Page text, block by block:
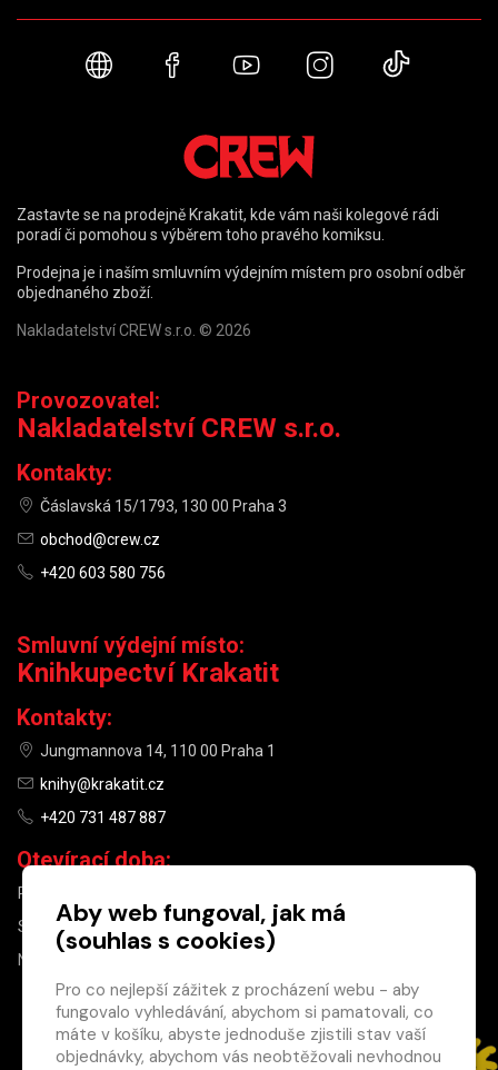
×
Máte u nás již
Webové stránky
FacebookYouTubeInstagram
Zastavte se na prodejně Krakatit, kde vám naši kolegové rádi
poradí či pomohou s výběrem toho pravého komiksu.
Prodejna je i naším smluvním výdejním místem pro osobní odběr
objednaného zboží.
Nakladatelství CREW s.r.o. © 2026
Provozovatel:
Nakladatelství CREW s.r.o.
Kontakty:
Čáslavská 15/1793, 130 00 Praha 3
obchod@crew.cz
+420 603 580 756
Smluvní výdejní místo:
Knihkupectví Krakatit
Kontakty:
Jungmannova 14, 110 00 Praha 1
knihy@krakatit.cz
+420 731 487 887
Otevírací doba:
PO–PÁ
SO
10:00–13:00
NE
Aby web fungoval, jak má
(souhlas s cookies)
Pro co nejlepší zážitek z procházení webu - aby
fungovalo vyhledávání, abychom si pamatovali, co
máte v košíku, abyste jednoduše zjistili stav vaší
objednávky, abychom vás neobtěžovali nevhodnou